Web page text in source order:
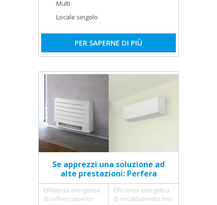
Multi
Locale singolo
PER SAPERNE DI PIÙ
Se apprezzi una soluzione ad
alte prestazioni: Perfera
Efficienza energetica
di raffrescamento
Efficienza energetica
di riscaldamento fino